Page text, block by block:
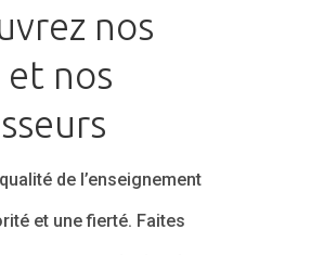
nos
et nos
de l’enseignement
et une fierté. Faites